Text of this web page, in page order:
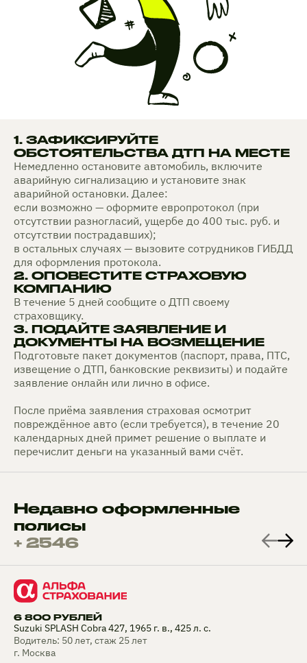
1. ЗАФИКСИРУЙТЕ
ОБСТОЯТЕЛЬСТВА ДТП НА МЕСТЕ
Немедленно остановите автомобиль, включите
аварийную сигнализацию и установите знак
аварийной остановки. Далее:
если возможно — оформите европротокол (при
отсутствии разногласий, ущербе до 400 тыс. руб. и
отсутствии пострадавших);
в остальных случаях — вызовите сотрудников ГИБДД
для оформления протокола.
2. ОПОВЕСТИТЕ СТРАХОВУЮ
КОМПАНИЮ
В течение 5 дней сообщите о ДТП своему
страховщику.
3. ПОДАЙТЕ ЗАЯВЛЕНИЕ И
ДОКУМЕНТЫ НА ВОЗМЕЩЕНИЕ
Подготовьте пакет документов (паспорт, права, ПТС,
извещение о ДТП, банковские реквизиты) и подайте
заявление онлайн или лично в офисе.
После приёма заявления страховая осмотрит
повреждённое авто (если требуется), в течение 20
календарных дней примет решение о выплате и
перечислит деньги на указанный вами счёт.
Недавно оформленные
полисы
+ 2546
6 800 РУБЛЕЙ
Suzuki SPLASH Cobra 427, 1965 г. в., 425 л. с.
Водитель: 50 лет, стаж 25 лет
г. Москва